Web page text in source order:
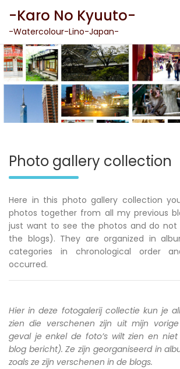
content
-Karo No Kyuuto-
-Watercolour-Lino-Japan-
Photo gallery collection
Here in this photo gallery collection
photos together from all my previous
just want to see the photos and do
the blogs). They are organized in
categories in chronological order
occurred.
Hier in deze fotogalerij collectie kun je
zien die verschenen zijn uit mijn
geval je enkel de foto’s wilt zien en
blog bericht). Ze zijn georganiseerd in
zoals ze zijn verschenen in de blogs.